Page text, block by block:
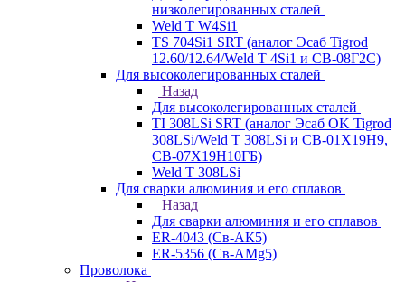
низколегированных сталей
Weld T W4Si1
TS 704Si1 SRT (аналог Эсаб Tigrod
12.60/12.64/Weld T 4Si1 и СВ-08Г2С)
Для высоколегированных сталей
Назад
Для высоколегированных сталей
TI 308LSi SRT (аналог Эсаб OK Tigrod
308LSi/Weld T 308LSi и СВ-01Х19Н9,
СВ-07Х19Н10ГБ)
Weld T 308LSi
Для сварки алюминия и его сплавов
Назад
Для сварки алюминия и его сплавов
ER-4043 (Св-АК5)
ER-5356 (Св-АМg5)
Проволока